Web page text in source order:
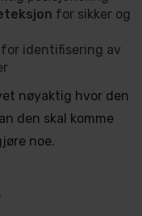
for sikker og
for identifisering av
nøyaktig hvor den
den skal komme
noe.